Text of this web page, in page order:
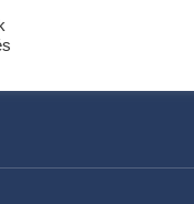
Részletek ide